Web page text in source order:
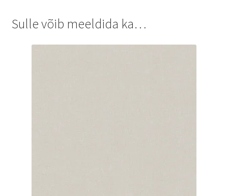
Sulle võib meeldida ka…